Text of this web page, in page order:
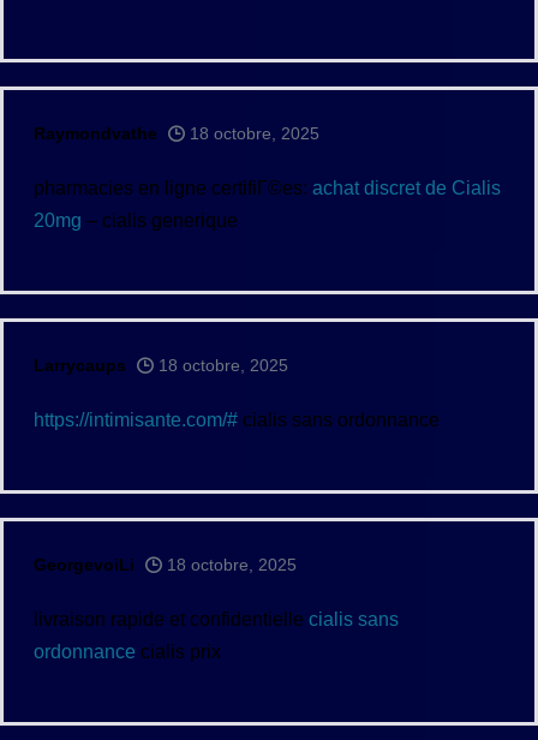
Raymondvathe 18 octobre, 2025
pharmacies en ligne certifiГ©es: achat discret de Cialis
20mg – cialis generique
Larrycaups 18 octobre, 2025
https://intimisante.com/# cialis sans ordonnance
GeorgevoiLi 18 octobre, 2025
livraison rapide et confidentielle cialis sans
ordonnance cialis prix